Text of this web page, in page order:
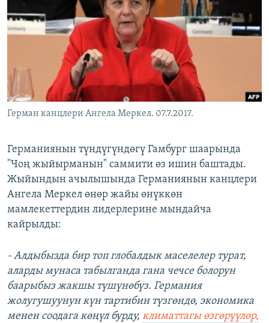
ЭЖЕ-СИҢДИЛЕР
АЗАТТЫК+
ЫҢГАЙСЫЗ СУРООЛОР
ЭЕ/АРнун бардык сайттары
Герман канцлери Ангела Меркел. 07.7.2017.
Германиянын түндүгүндөгү Гамбург шаарында
"Чоң жыйырманын" саммити өз ишин баштады.
Жыйындын ачылышында Германиянын канцлери
Ангела Меркел өнөр жайы өнүккөн
мамлекеттердин лидерлерине мындайча
кайрылды:
- Алдыбызда бир топ глобалдык маселелер турат,
аларды мунаса табылганда гана чечсе болорун
баарыбыз жакшы түшүнөбүз. Германия
жолугушуунун күн тартибин түзгөндө, экономика
менен соодага көңүл бурду, климаттагы өзгөрүүлөр,